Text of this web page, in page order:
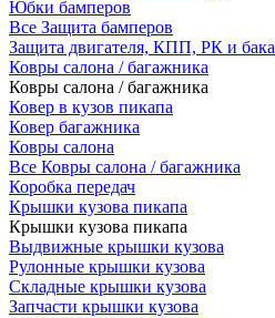
Юбки бамперов
Все Защита бамперов
Защита двигателя, КПП, РК и бака
Ковры салона / багажника
Ковры салона / багажника
Ковер в кузов пикапа
Ковер багажника
Ковры салона
Все Ковры салона / багажника
Коробка передач
Крышки кузова пикапа
Крышки кузова пикапа
Выдвижные крышки кузова
Рулонные крышки кузова
Складные крышки кузова
Запчасти крышки кузова